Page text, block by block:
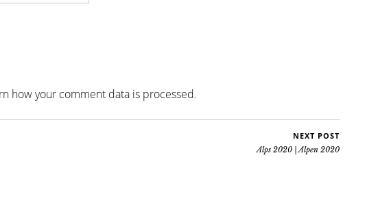
how your comment data is processed.
NEXT POST
Alps 2020 | Alpen 2020